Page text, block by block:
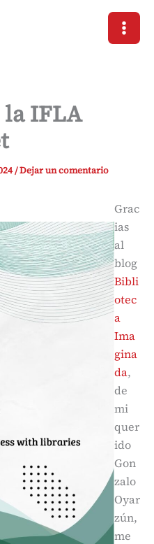
IFLA
/Dejar un comentario
Grac
ias
al
blog
Bibli
otec
a
Ima
gina
da,
de
mi
quer
ido
Gon
zalo
Oyar
zún,
me